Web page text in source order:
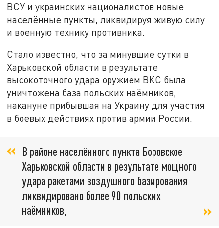
ВСУ и украинских националистов новые
населённые пункты, ликвидируя живую силу
и военную технику противника.
Стало известно, что за минувшие сутки в
Харьковской области в результате
высокоточного удара оружием ВКС была
уничтожена база польских наёмников,
накануне прибывшая на Украину для участия
в боевых действиях против армии России.
В районе населённого пункта Боровское
Харьковской области в результате мощного
удара ракетами воздушного базирования
ликвидировано более 90 польских
наёмников,